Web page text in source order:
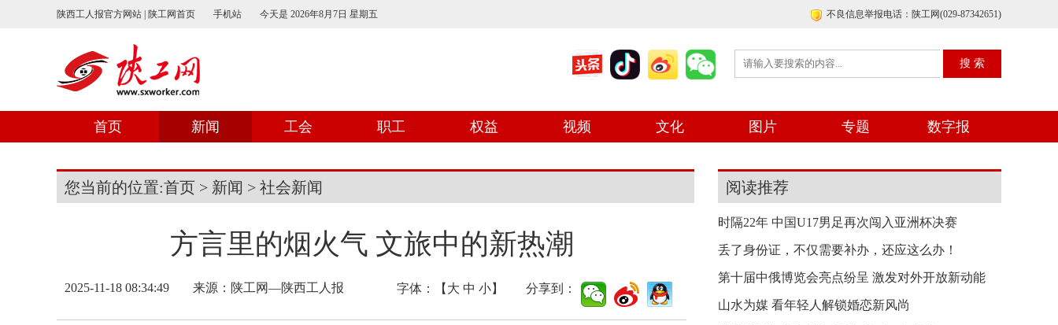
陕西工人报官方网站 | 陕工网首页 手机站 今天是 2026年8月7日 星期五 不良信息举报电话：陕工网(029-87342651)
首页 新闻 工会 职工 权益 视频 文化 图片 专题 数字报
您当前的位置:首页 > 新闻 > 社会新闻
方言里的烟火气 文旅中的新热潮
2025-11-18 08:34:49 来源： 陕工网—陕西工人报 字体：【 大 中 小】 分享到：
阅读推荐
时隔22年 中国U17男足再次闯入亚洲杯决赛
丢了身份证，不仅需要补办，还应这么办！
第十届中俄博览会亮点纷呈 激发对外开放新动能
山水为媒 看年轻人解锁婚恋新风尚